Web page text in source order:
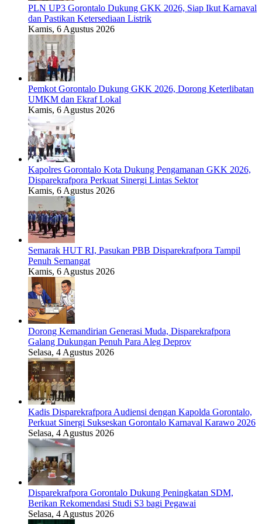
PLN UP3 Gorontalo Dukung GKK 2026, Siap Ikut Karnaval
dan Pastikan Ketersediaan Listrik
Kamis, 6 Agustus 2026
Pemkot Gorontalo Dukung GKK 2026, Dorong Keterlibatan
UMKM dan Ekraf Lokal
Kamis, 6 Agustus 2026
Kapolres Gorontalo Kota Dukung Pengamanan GKK 2026,
Disparekrafpora Perkuat Sinergi Lintas Sektor
Kamis, 6 Agustus 2026
Semarak HUT RI, Pasukan PBB Disparekrafpora Tampil
Penuh Semangat
Kamis, 6 Agustus 2026
Dorong Kemandirian Generasi Muda, Disparekrafpora
Galang Dukungan Penuh Para Aleg Deprov
Selasa, 4 Agustus 2026
Kadis Disparekrafpora Audiensi dengan Kapolda Gorontalo,
Perkuat Sinergi Sukseskan Gorontalo Karnaval Karawo 2026
Selasa, 4 Agustus 2026
Disparekrafpora Gorontalo Dukung Peningkatan SDM,
Berikan Rekomendasi Studi S3 bagi Pegawai
Selasa, 4 Agustus 2026